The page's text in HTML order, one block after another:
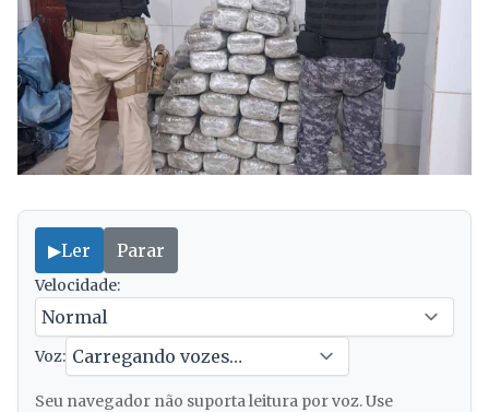
▶Ler Parar
Velocidade:
Voz:
Seu navegador não suporta leitura por voz. Use